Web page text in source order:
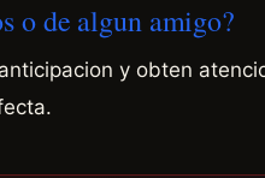
o de algun amigo?
y obten